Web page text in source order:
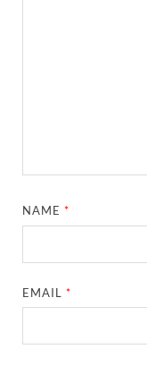
NAME*
EMAIL*